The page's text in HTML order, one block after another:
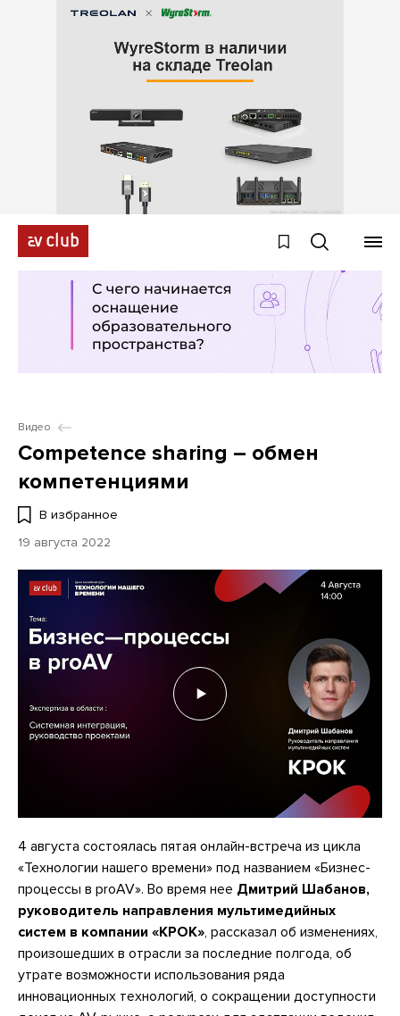
Видео
Сompetence sharing – обмен
компетенциями
В избранное
19 августа 2022
4 августа состоялась пятая онлайн-встреча из цикла
«Технологии нашего времени» под названием «Бизнес-
процессы в proAV». Во время нее Дмитрий Шабанов,
руководитель направления мультимедийных
систем в компании «КРОК», рассказал об изменениях,
произошедших в отрасли за последние полгода, об
утрате возможности использования ряда
инновационных технологий, о сокращении доступности